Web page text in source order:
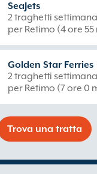
SeaJets
2 traghetti
per Retimo (4 ore 55
Golden Star Ferries
2 traghetti
per Retimo (7 ore 0
Trova una tratta